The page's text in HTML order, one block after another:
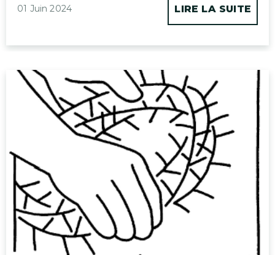
01 Juin 2024 LIRE LA SUITE